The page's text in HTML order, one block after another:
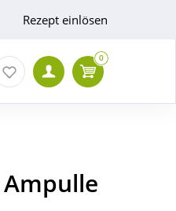
Rezept einlösen
0